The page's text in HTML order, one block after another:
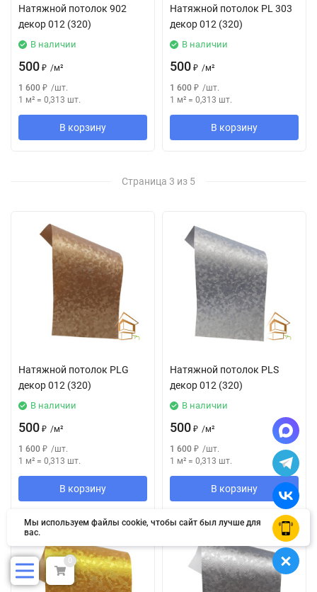
Натяжной потолок 902
декор 012 (320)
В наличии
500 ₽ /м²
1 600 ₽ /шт.
1 м² = 0,313 шт.
В корзину
Натяжной потолок РL 303
декор 012 (320)
В наличии
500 ₽ /м²
1 600 ₽ /шт.
1 м² = 0,313 шт.
В корзину
Страница 3 из 5
Натяжной потолок РLG
декор 012 (320)
В наличии
500 ₽ /м²
1 600 ₽ /шт.
1 м² = 0,313 шт.
В корзину
Натяжной потолок РLS
декор 012 (320)
В наличии
500 ₽ /м²
1 600 ₽ /шт.
1 м² = 0,313 шт.
В корзину
0
Мы используем файлы cookie, чтобы сайт был лучше для
вас.
OK